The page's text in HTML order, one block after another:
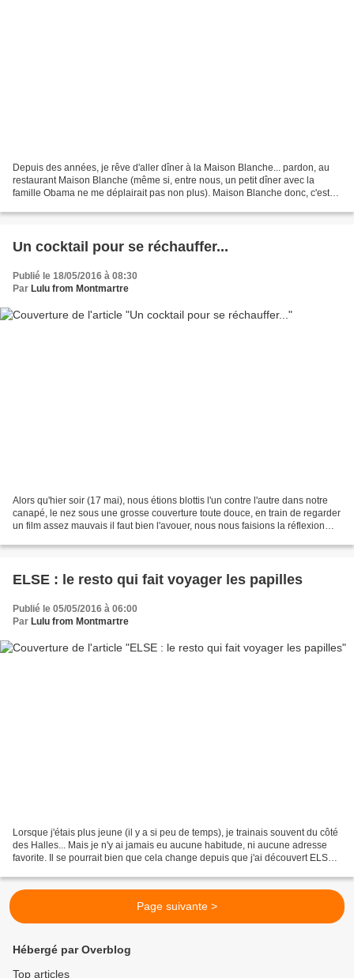
Depuis des années, je rêve d'aller dîner à la Maison Blanche... pardon, au
restaurant Maison Blanche (même si, entre nous, un petit dîner avec la
famille Obama ne me déplairait pas non plus). Maison Blanche donc, c'est
Un cocktail pour se réchauffer...
Publié le 18/05/2016 à 08:30
Par Lulu from Montmartre
Alors qu'hier soir (17 mai), nous étions blottis l'un contre l'autre dans notre
canapé, le nez sous une grosse couverture toute douce, en train de regarder
un film assez mauvais il faut bien l'avouer, nous nous faisions la réflexion
ELSE : le resto qui fait voyager les papilles
Publié le 05/05/2016 à 06:00
Par Lulu from Montmartre
Lorsque j'étais plus jeune (il y a si peu de temps), je trainais souvent du côté
des Halles... Mais je n'y ai jamais eu aucune habitude, ni aucune adresse
favorite. Il se pourrait bien que cela change depuis que j'ai découvert ELSE.
Page suivante >
Hébergé par Overblog
Top articles